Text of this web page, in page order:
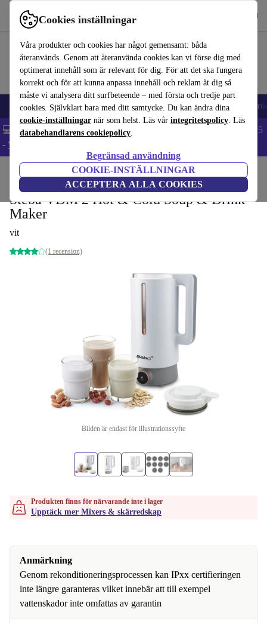
Cookies inställningar
Våra produkter och cookies har något gemensamt: båda
återanvänds. Genom att återanvända cookies kan vi förse dig med
optimerat innehåll som är relevant för dig. För att det ska fungera
korrekt och för att kunna anpassa innehåll och reklam åt dig så
måste vi analysera ditt surfbeteende – med första och tredje part
cookies. Självklart bara med ditt samtycke. Du kan ändra dina
cookie-inställningar när som helst. Läs vår integritetspolicy. Läs
databehandlarens cookiepolicy.
Begränsad användning
COOKIE-INSTÄLLNINGAR
ACCEPTERA ALLA COOKIES
Använd refurbed snabbt och enkelt
🎒 Back to school Mobiltelefoner Bärbara datorer Surfplattor
💻 Extra 5% rabatt på alla MacBooks och laptops - Code: LAPTOP5
- Villkor
Kök Köksapparater Mixers & skärredskap
Steba VDM 2 Hot & Cold Soup & Drink-
Maker
vit
(1 recension)
Bilden är endast för illustrationssyfte
Produkten finns för närvarande inte i lager
Upptäck mer Mixers & skärredskap
Anmärkning
Genom rekonditioneringsprocessen kan IPxx certifieringen
inte längre garanteras vilket innebär att till exempel
vattenskador inte omfattas av garantin